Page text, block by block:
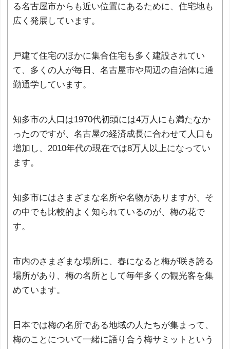
る名古屋市からも近い位置にあるために、住宅地も
広く発展しています。
戸建て住宅のほかに集合住宅も多く建設されてい
て、多くの人が毎日、名古屋市や周辺の自治体に通
勤通学しています。
知多市の人口は1970代初頭には4万人にも満たなか
ったのですが、名古屋の経済成長に合わせて人口も
増加し、2010年代の現在では8万人以上になってい
ます。
知多市にはさまざまな名所や名物がありますが、そ
の中でも比較的よく知られているのが、梅の花で
す。
市内のさまざまな場所に、春になると梅が咲き誇る
場所があり、梅の名所として毎年多くの観光客を集
めています。
日本では梅の名所である地域の人たちが集まって、
梅のことについて一緒に語り合う梅サミットという